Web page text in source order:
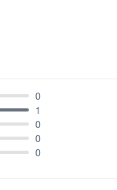
0
0
0
1
0